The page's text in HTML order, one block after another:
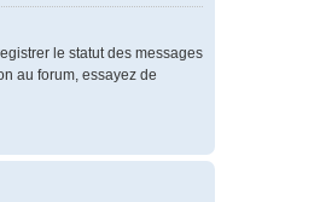
le statut des messages
au forum, essayez de